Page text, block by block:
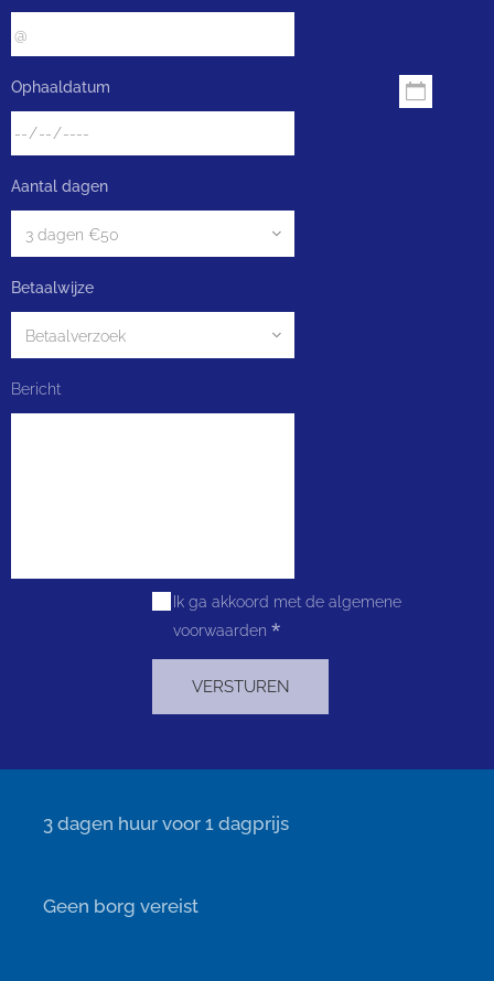
Ophaaldatum
Aantal dagen
Betaalwijze
Bericht
Ik ga akkoord met de algemene
voorwaarden
VERSTUREN
⏰ 3 dagen huur voor 1 dagprijs
✔️ Geen borg vereist